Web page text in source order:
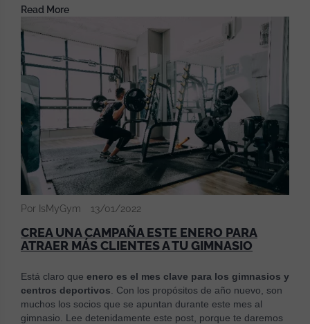
Read More
Por IsMyGym 13/01/2022
CREA UNA CAMPAÑA ESTE ENERO PARA
ATRAER MÁS CLIENTES A TU GIMNASIO
Está claro que enero es el mes clave para los gimnasios y
centros deportivos . Con los propósitos de año nuevo, son
muchos los socios que se apuntan durante este mes al
gimnasio. Lee detenidamente este post, porque te daremos